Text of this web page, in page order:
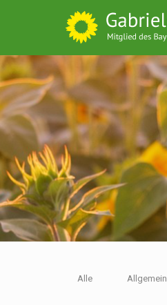
Alle Allgemein